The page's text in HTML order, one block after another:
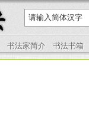
书法家简介 书法书箱